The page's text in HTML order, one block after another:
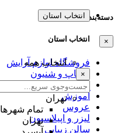
دسته‌بندی‌ها
×
فروشگاه لوازم آرایش
میکاپ و شنیون
مژه و ابرو
آموزش
عروس
لیزر و اپیلاسیون
سالن زیبایی
انتخاب استان
انتخاب استان
انتخاب همه
×
تهران
تمام شهر‌ها
تهران